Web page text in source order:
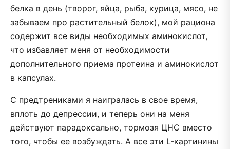
белка в день (творог, яйца, рыба, курица, мясо, не
забываем про растительный белок), мой рациона
содержит все виды необходимых аминокислот,
что избавляет меня от необходимости
дополнительного приема протеина и аминокислот
в капсулах.
С предтрениками я наигралась в свое время,
вплоть до депрессии, и теперь они на меня
действуют парадоксально, тормозя ЦНС вместо
того, чтобы ее возбуждать. А все эти L-картинины